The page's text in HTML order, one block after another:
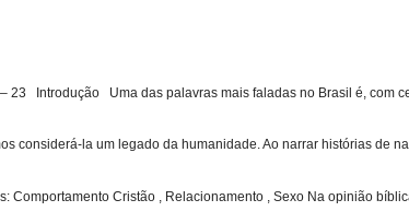
23 Introdução Uma das palavras mais faladas no Brasil é, com
considerá-la um legado da humanidade. Ao narrar histórias de
Comportamento Cristão , Relacionamento , Sexo Na opinião